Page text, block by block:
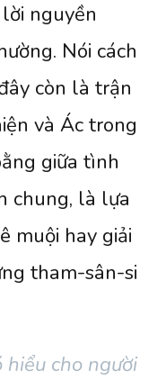
nguyền
Nói cách
còn là trận
và Ác trong
giữa tình
chung, là lựa
muội hay giải
tham-sân-si
cho người